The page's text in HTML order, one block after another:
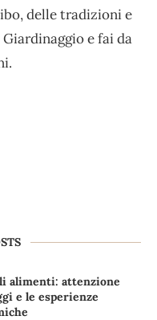
delle tradizioni e
e fai da
alimenti: attenzione
e le esperienze